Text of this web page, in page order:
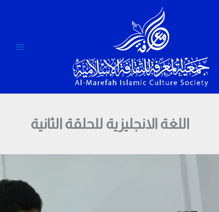
اللغة الانجليزية للحلقة الثانية